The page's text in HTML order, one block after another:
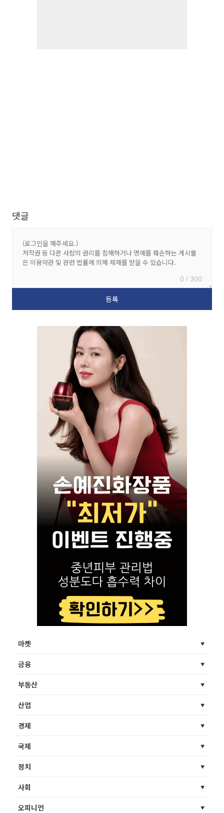
댓글
0 / 300
마켓
금융
부동산
산업
경제
국제
정치
사회
오피니언